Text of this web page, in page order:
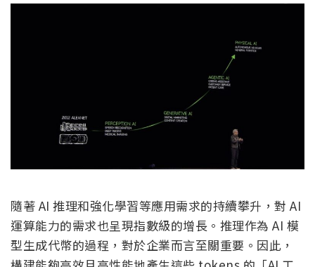
隨著 AI 推理和強化學習等應用需求的持續攀升，對 AI
運算能力的需求也呈現指數級的增長。推理作為 AI 模
型生成代幣的過程，對於企業而言至關重要。因此，